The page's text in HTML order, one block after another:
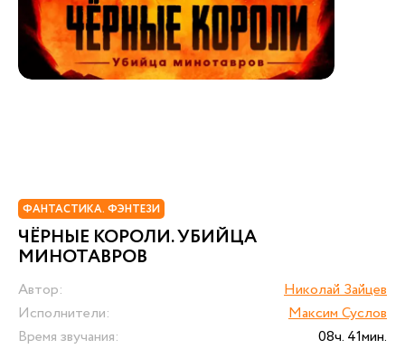
ФАНТАСТИКА. ФЭНТЕЗИ
ЧЁРНЫЕ КОРОЛИ. УБИЙЦА
МИНОТАВРОВ
Автор:
Николай Зайцев
Исполнители:
Максим Суслов
Время звучания:
08ч. 41мин.